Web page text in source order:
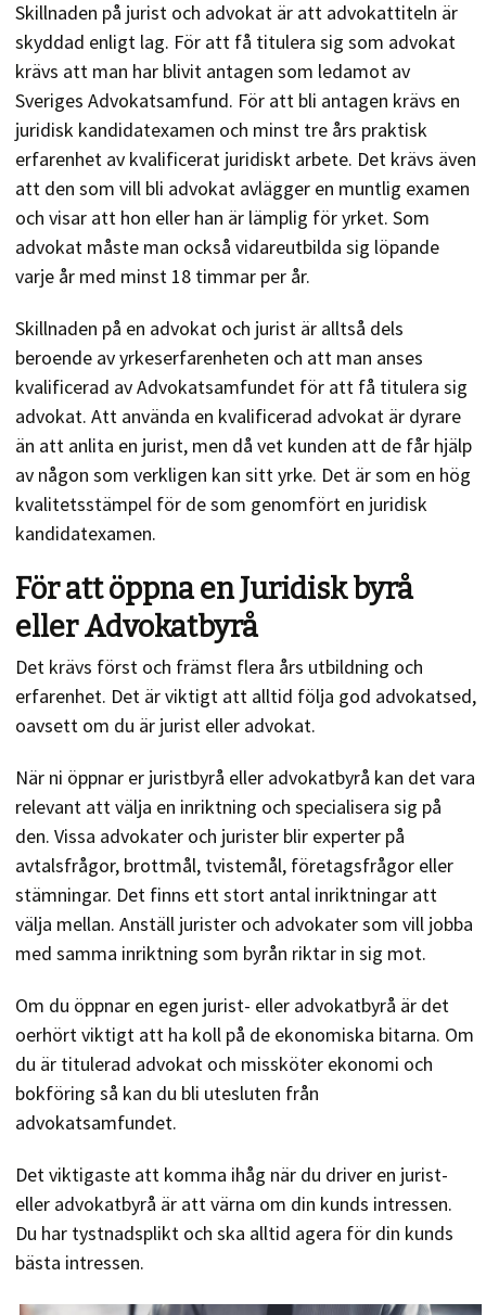
Skillnaden på jurist och advokat är att advokattiteln är
skyddad enligt lag. För att få titulera sig som advokat
krävs att man har blivit antagen som ledamot av
Sveriges Advokatsamfund. För att bli antagen krävs en
juridisk kandidatexamen och minst tre års praktisk
erfarenhet av kvalificerat juridiskt arbete. Det krävs även
att den som vill bli advokat avlägger en muntlig examen
och visar att hon eller han är lämplig för yrket. Som
advokat måste man också vidareutbilda sig löpande
varje år med minst 18 timmar per år.
Skillnaden på en advokat och jurist är alltså dels
beroende av yrkeserfarenheten och att man anses
kvalificerad av Advokatsamfundet för att få titulera sig
advokat. Att använda en kvalificerad advokat är dyrare
än att anlita en jurist, men då vet kunden att de får hjälp
av någon som verkligen kan sitt yrke. Det är som en hög
kvalitetsstämpel för de som genomfört en juridisk
kandidatexamen.
För att öppna en Juridisk byrå
eller Advokatbyrå
Det krävs först och främst flera års utbildning och
erfarenhet. Det är viktigt att alltid följa god advokatsed,
oavsett om du är jurist eller advokat.
När ni öppnar er juristbyrå eller advokatbyrå kan det vara
relevant att välja en inriktning och specialisera sig på
den. Vissa advokater och jurister blir experter på
avtalsfrågor, brottmål, tvistemål, företagsfrågor eller
stämningar. Det finns ett stort antal inriktningar att
välja mellan. Anställ jurister och advokater som vill jobba
med samma inriktning som byrån riktar in sig mot.
Om du öppnar en egen jurist- eller advokatbyrå är det
oerhört viktigt att ha koll på de ekonomiska bitarna. Om
du är titulerad advokat och missköter ekonomi och
bokföring så kan du bli utesluten från
advokatsamfundet.
Det viktigaste att komma ihåg när du driver en jurist-
eller advokatbyrå är att värna om din kunds intressen.
Du har tystnadsplikt och ska alltid agera för din kunds
bästa intressen.